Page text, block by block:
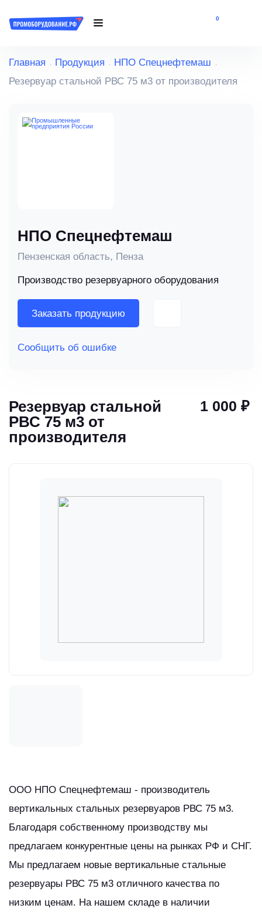
0
Главная Продукция
НПО Спецнефтемаш
Резервуар стальной РВС 75 м3 от производителя
НПО Спецнефтемаш
Пензенская область, Пенза
Производство резервуарного оборудования
Заказать продукцию
Сообщить об ошибке
Резервуар стальной
РВС 75 м3 от
производителя
1 000 ₽
ООО НПО Спецнефтемаш - производитель
вертикальных стальных резервуаров РВС 75 м3.
Благодаря собственному производству мы
предлагаем конкурентные цены на рынках РФ и СНГ.
Мы предлагаем новые вертикальные стальные
резервуары РВС 75 м3 отличного качества по
низким ценам. На нашем складе в наличии